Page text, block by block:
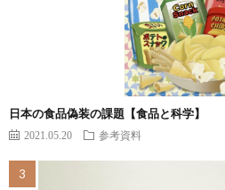
日本の食品偽装の課題【食品と科学】
2021.05.20 参考資料